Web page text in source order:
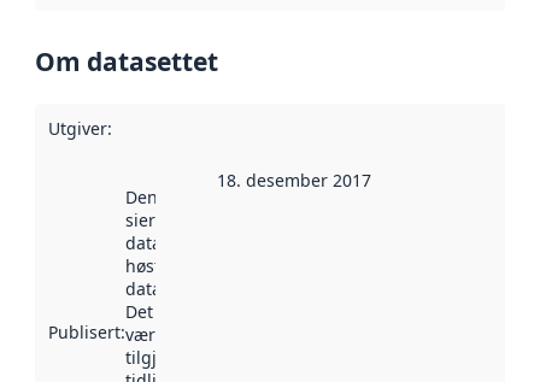
Om datasettet
Utgiver:
Publisert:
Denne datoen
sier når
datasettet ble
høstet av
data.norge.no.
Det kan ha
vært
tilgjengelig
18. desember 2017